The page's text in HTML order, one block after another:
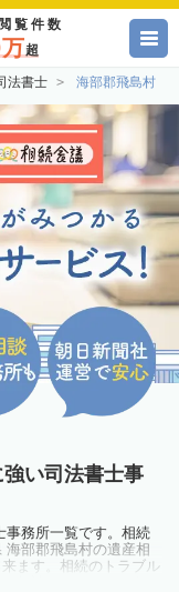
覧件数
超
書士 海部郡飛島村
い司法書士事
事務所一覧です。相続
部郡飛島村の遺産相
ます。相続のトラブル
相談してみましょう。